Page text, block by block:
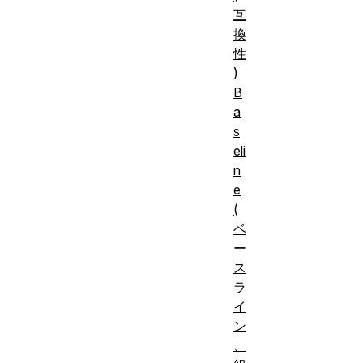
互
換
性
)
B
a
s
eli
n
e
(
ベ
ー
ス
ラ
イ
ン
、